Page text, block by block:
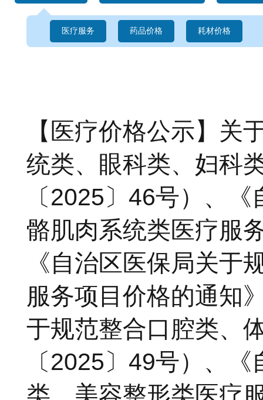
医疗服务 药品价格 耗材价格
【医疗价格公示】 关
统类、眼科类、妇科
〔2025〕46号）、
骼肌肉系统类医疗服
《自治区医保局关于
服务项目价格的通知
于规范整合口腔类、
〔2025〕49号）、